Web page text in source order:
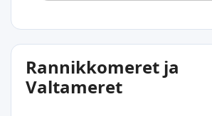
Rannikkomeret ja
Valtameret